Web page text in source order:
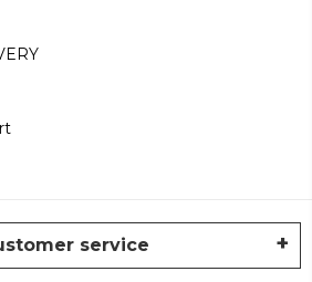
service